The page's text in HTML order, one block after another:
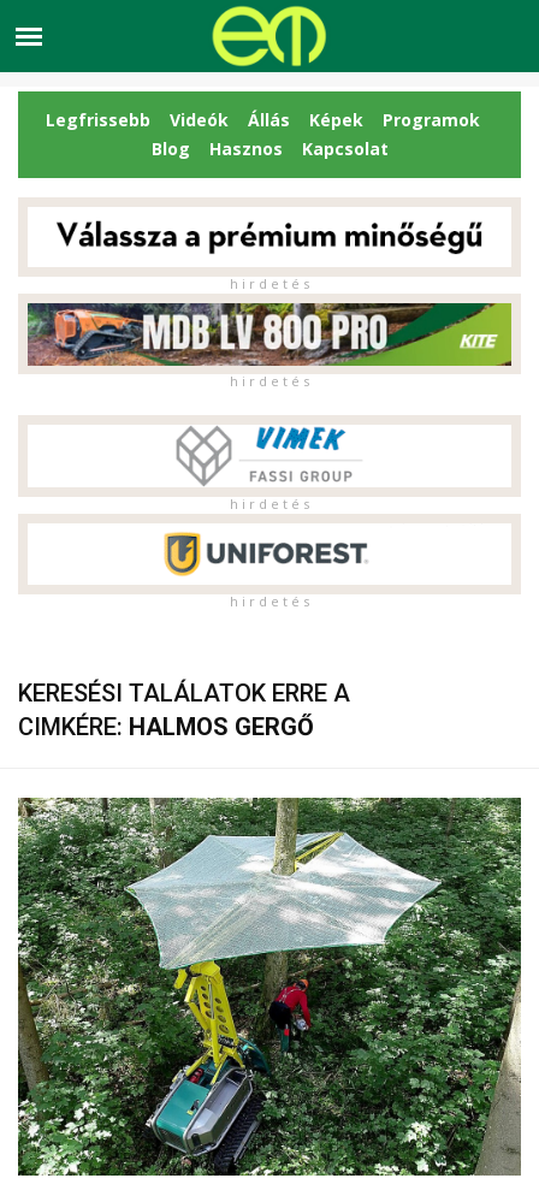
Legfrissebb Videók Állás Képek
Programok
Blog
Hasznos Kapcsolat
h i r d e t é s
h i r d e t é s
h i r d e t é s
h i r d e t é s
KERESÉSI TALÁLATOK ERRE A
CIMKÉRE: HALMOS GERGŐ